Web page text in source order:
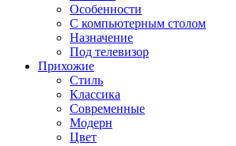
Особенности
С компьютерным столом
Назначение
Под телевизор
Прихожие
Стиль
Классика
Современные
Модерн
Цвет